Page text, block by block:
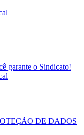
garante o Sindicato!
DE DADOS